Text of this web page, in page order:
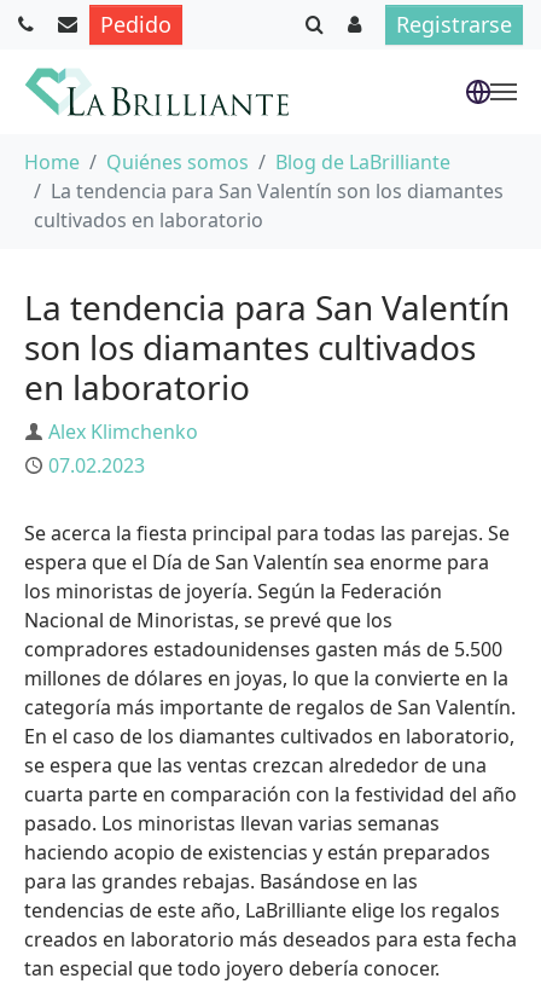
Pedido Registrarse
Home Quiénes somos
Blog de LaBrilliante
La tendencia para San Valentín son los diamantes
cultivados en laboratorio
La tendencia para San Valentín
son los diamantes cultivados
en laboratorio
Autor
Alex Klimchenko
Publicado
07.02.2023
Se acerca la fiesta principal para todas las parejas. Se
espera que el Día de San Valentín sea enorme para
los minoristas de joyería. Según la Federación
Nacional de Minoristas, se prevé que los
compradores estadounidenses gasten más de 5.500
millones de dólares en joyas, lo que la convierte en la
categoría más importante de regalos de San Valentín.
En el caso de los diamantes cultivados en laboratorio,
se espera que las ventas crezcan alrededor de una
cuarta parte en comparación con la festividad del año
pasado. Los minoristas llevan varias semanas
haciendo acopio de existencias y están preparados
para las grandes rebajas. Basándose en las
tendencias de este año, LaBrilliante elige los regalos
creados en laboratorio más deseados para esta fecha
tan especial que todo joyero debería conocer.